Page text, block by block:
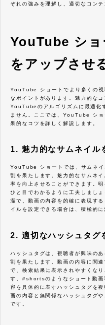
ぞれの強みを理解し、適切なコン
YouTube ショ
をアップさせ
YouTube ショートでより多くの視
なポイントがあります。魅力的な
YouTubeのアルゴリズムに最適化
ません。ここでは、YouTube シ
果的なコツを詳しく解説します。
1. 魅力的なサムネイル
YouTube ショートでは、サムネイ
割を果たします。魅力的なサムネ
率を向上させることができます。
ひと目でわかるように工夫しまし
潔で、動画の内容を的確に表現す
イルを設定できる場合は、積極的に
2. 適切なハッシュタグ
ハッシュタグは、視聴者が興味の
割を果たします。動画の内容に関
で、検索結果に表示されやすくな
す。#shortsのようなショート動画
容を具体的に表すハッシュタグを
画の内容と無関係なハッシュタグ
です。